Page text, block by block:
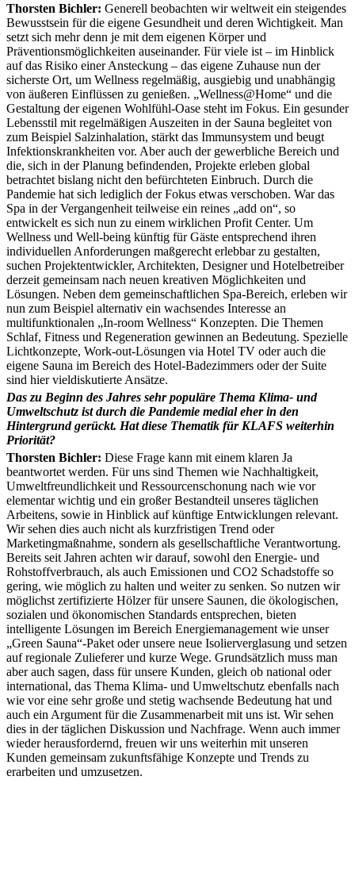
Thorsten Bichler: Generell beobachten wir weltweit ein steigendes
Bewusstsein für die eigene Gesundheit und deren Wichtigkeit. Man
setzt sich mehr denn je mit dem eigenen Körper und
Präventionsmöglichkeiten auseinander. Für viele ist – im Hinblick
auf das Risiko einer Ansteckung – das eigene Zuhause nun der
sicherste Ort, um Wellness regelmäßig, ausgiebig und unabhängig
von äußeren Einflüssen zu genießen. „Wellness@Home“ und die
Gestaltung der eigenen Wohlfühl-Oase steht im Fokus. Ein gesunder
Lebensstil mit regelmäßigen Auszeiten in der Sauna begleitet von
zum Beispiel Salzinhalation, stärkt das Immunsystem und beugt
Infektionskrankheiten vor. Aber auch der gewerbliche Bereich und
die, sich in der Planung befindenden, Projekte erleben global
betrachtet bislang nicht den befürchteten Einbruch. Durch die
Pandemie hat sich lediglich der Fokus etwas verschoben. War das
Spa in der Vergangenheit teilweise ein reines „add on“, so
entwickelt es sich nun zu einem wirklichen Profit Center. Um
Wellness und Well-being künftig für Gäste entsprechend ihren
individuellen Anforderungen maßgerecht erlebbar zu gestalten,
suchen Projektentwickler, Architekten, Designer und Hotelbetreiber
derzeit gemeinsam nach neuen kreativen Möglichkeiten und
Lösungen. Neben dem gemeinschaftlichen Spa-Bereich, erleben wir
nun zum Beispiel alternativ ein wachsendes Interesse an
multifunktionalen „In-room Wellness“ Konzepten. Die Themen
Schlaf, Fitness und Regeneration gewinnen an Bedeutung. Spezielle
Lichtkonzepte, Work-out-Lösungen via Hotel TV oder auch die
eigene Sauna im Bereich des Hotel-Badezimmers oder der Suite
sind hier vieldiskutierte Ansätze.
Das zu Beginn des Jahres sehr populäre Thema Klima- und
Umweltschutz ist durch die Pandemie medial eher in den
Hintergrund gerückt. Hat diese Thematik für KLAFS weiterhin
Priorität?
Thorsten Bichler: Diese Frage kann mit einem klaren Ja
beantwortet werden. Für uns sind Themen wie Nachhaltigkeit,
Umweltfreundlichkeit und Ressourcenschonung nach wie vor
elementar wichtig und ein großer Bestandteil unseres täglichen
Arbeitens, sowie in Hinblick auf künftige Entwicklungen relevant.
Wir sehen dies auch nicht als kurzfristigen Trend oder
Marketingmaßnahme, sondern als gesellschaftliche Verantwortung.
Bereits seit Jahren achten wir darauf, sowohl den Energie- und
Rohstoffverbrauch, als auch Emissionen und CO2 Schadstoffe so
gering, wie möglich zu halten und weiter zu senken. So nutzen wir
möglichst zertifizierte Hölzer für unsere Saunen, die ökologischen,
sozialen und ökonomischen Standards entsprechen, bieten
intelligente Lösungen im Bereich Energiemanagement wie unser
„Green Sauna“-Paket oder unsere neue Isolierverglasung und setzen
auf regionale Zulieferer und kurze Wege. Grundsätzlich muss man
aber auch sagen, dass für unsere Kunden, gleich ob national oder
international, das Thema Klima- und Umweltschutz ebenfalls nach
wie vor eine sehr große und stetig wachsende Bedeutung hat und
auch ein Argument für die Zusammenarbeit mit uns ist. Wir sehen
dies in der täglichen Diskussion und Nachfrage. Wenn auch immer
wieder herausfordernd, freuen wir uns weiterhin mit unseren
Kunden gemeinsam zukunftsfähige Konzepte und Trends zu
erarbeiten und umzusetzen.